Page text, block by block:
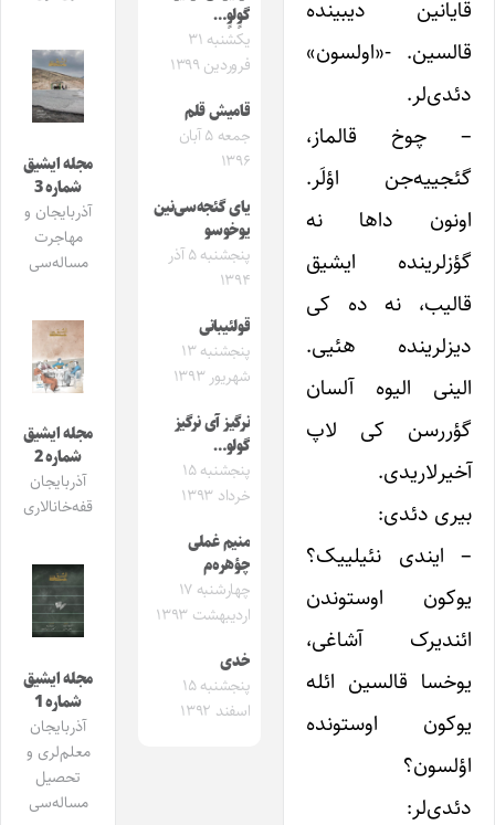
قایانین دیبینده
قالسین. -«اولسون»
دئدی‌لر.
– چوخ قالماز،
گئجییه‌جن اؤلَر.
اونون داها نه
گؤزلرینده ایشیق
قالیب، نه ده کی
دیزلرینده هئیی.
الینی الیوه آلسان
گؤررسن کی لاپ
آخیرلاریدی.
بیری دئدی:
– ایندی نئیلییک؟
یوکون اوستوندن
ائندیرک آشاغی،
یوخسا قالسین ائله
یوکون اوستونده
اؤلسون؟
دئدی‌لر:
گوٍلوٍ…
یکشنبه ۳۱
فروردین ۱۳۹۹
قامیش قلم
جمعه ۵ آبان
۱۳۹۶
یای گئجه‌سی‌نین
یوخوسو
پنجشنبه ۵ آذر
۱۳۹۴
قولئیبانی
پنجشنبه ۱۳
شهریور ۱۳۹۳
نرگیز آی نرگیز
گولو…
پنجشنبه ۱۵
خرداد ۱۳۹۳
منیم غملی
چؤهره‌م
چهارشنبه ۱۷
اردیبهشت ۱۳۹۳
خدی
پنجشنبه ۱۵
اسفند ۱۳۹۲
مجله ایشیق
شماره 3
آذربایجان و
مهاجرت
مساله‌سی
مجله ایشیق
شماره 2
آذربایجان
قفه‌خانالاری
مجله ایشیق
شماره 1
آذربایجان
معلم‌لری و
تحصیل
مساله‌سی